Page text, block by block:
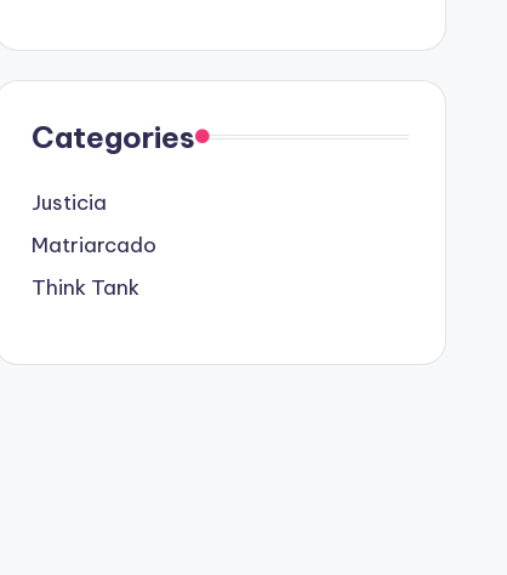
Categories
Justicia
Matriarcado
Think Tank